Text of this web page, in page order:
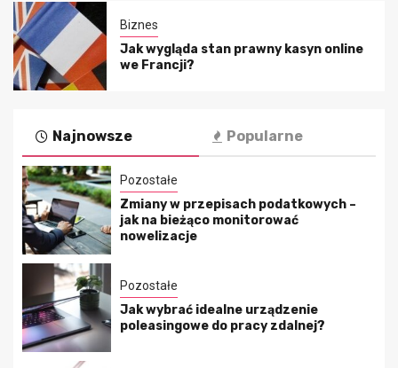
Biznes
Jak wygląda stan prawny kasyn online
we Francji?
Najnowsze Popularne
Pozostałe
Zmiany w przepisach podatkowych –
jak na bieżąco monitorować
nowelizacje
Pozostałe
Jak wybrać idealne urządzenie
poleasingowe do pracy zdalnej?